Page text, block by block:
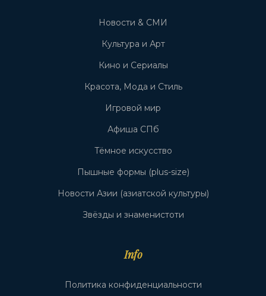
Новости & СМИ
Культура и Арт
Кино и Сериалы
Красота, Мода и Стиль
Игровой мир
Афиша СПб
Тёмное искусство
Пышные формы (plus-size)
Новости Азии (азиатской культуры)
Звёзды и знаменистоти
Info
Политика конфиденциальности